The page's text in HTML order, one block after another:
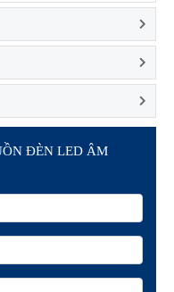
ĐÈN LED ÂM